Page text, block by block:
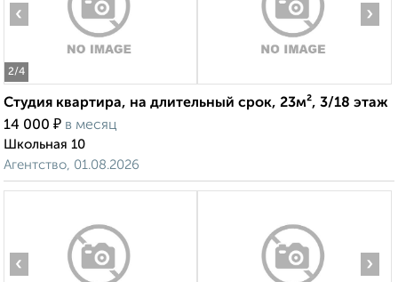
2/4
‹ ›
Студия квартира, на длительный срок, 23м², 3/18 этаж
14 000 ₽ в месяц
Школьная 10
Агентство, 01.08.2026
‹ ›